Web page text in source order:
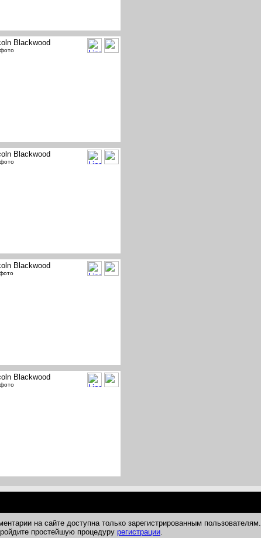
Blackwood
Blackwood
Blackwood
Blackwood
на сайте доступна только зарегистрированным пользователям.
простейшую процедуру регистрации.